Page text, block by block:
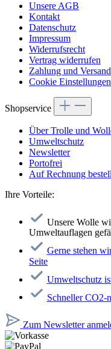
Unsere AGB
Kontakt
Datenschutz
Impressum
Widerrufsrecht
Vertrag widerrufen
Zahlung und Versand
Cookie Einstellungen
Shopservice
Über Trolle und
Umweltschutz
Newsletter
Portofrei
Auf Rechnung
Ihre Vorteile:
Unsere Wolle
Umweltauflagen
Gerne stehen
Seite
Umweltschutz
Schneller CO2-
Zum Newsletter